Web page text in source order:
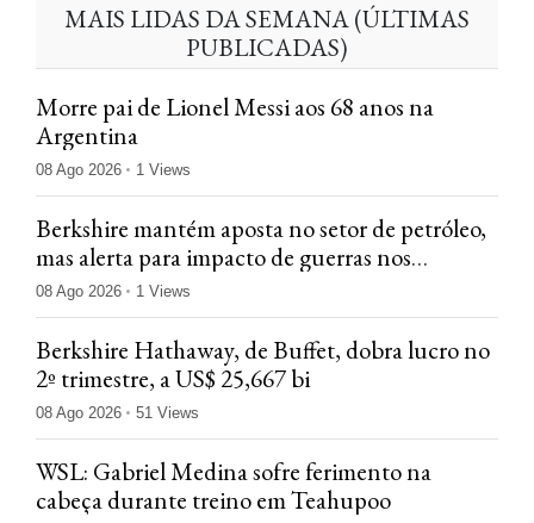
MAIS LIDAS DA SEMANA (ÚLTIMAS
PUBLICADAS)
Morre pai de Lionel Messi aos 68 anos na
Argentina
08 Ago 2026 1 Views
Berkshire mantém aposta no setor de petróleo,
mas alerta para impacto de guerras nos
negócios
08 Ago 2026 1 Views
Berkshire Hathaway, de Buffet, dobra lucro no
2º trimestre, a US$ 25,667 bi
08 Ago 2026 51 Views
WSL: Gabriel Medina sofre ferimento na
cabeça durante treino em Teahupoo